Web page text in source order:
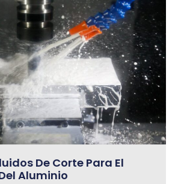
De Corte Para El
Aluminio